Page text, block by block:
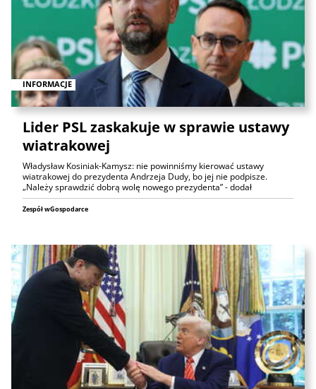
INFORMACJE
Lider PSL zaskakuje w sprawie ustawy
wiatrakowej
Władysław Kosiniak-Kamysz: nie powinniśmy kierować ustawy
wiatrakowej do prezydenta Andrzeja Dudy, bo jej nie podpisze.
„Należy sprawdzić dobrą wolę nowego prezydenta” - dodał
Zespół wGospodarce